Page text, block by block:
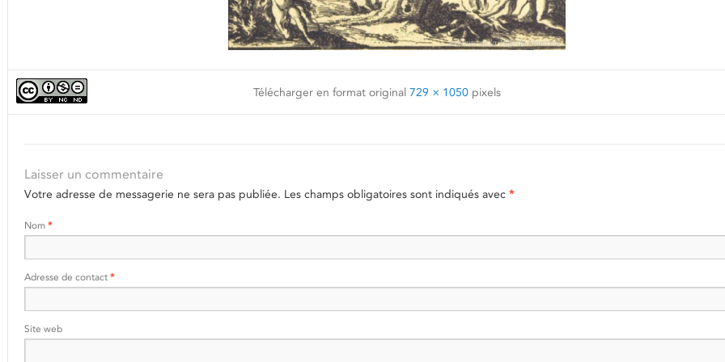
Télécharger en format original 729 × 1050pixels
Laisser un commentaire
Votre adresse de messagerie ne sera pas publiée. Les champs obligatoires sont indiqués avec *
Nom *
Adresse de contact *
Site web